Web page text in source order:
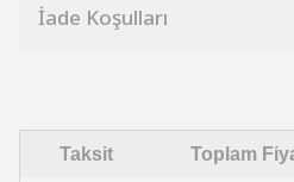
İade Koşulları
Taksit Toplam